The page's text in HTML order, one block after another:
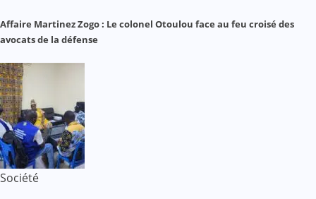
Affaire Martinez Zogo : Le colonel Otoulou face au feu croisé des
avocats de la défense
Société